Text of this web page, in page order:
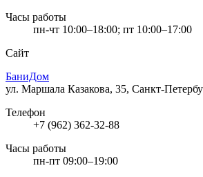
Часы работы
пн-чт 10:00–18:00; пт 10:00–17:00
Сайт
БаниДом
ул. Маршала Казакова, 35, Санкт-
Телефон
+7 (962) 362-32-88
Часы работы
пн-пт 09:00–19:00